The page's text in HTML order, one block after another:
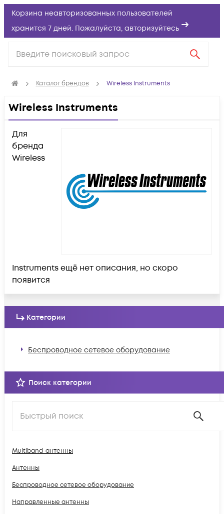
Корзина неавторизованных пользователей
хранится 7 дней. Пожалуйста, авторизуйтесь
Каталог брендов Wireless Instruments
Wireless Instruments
Для
бренда
Wireless
Instruments ещё нет описания, но скоро
появится
Категории
Беспроводное сетевое оборудование
Поиск категории
Multiband-антенны
Антенны
Беспроводное сетевое оборудование
Направленные антенны